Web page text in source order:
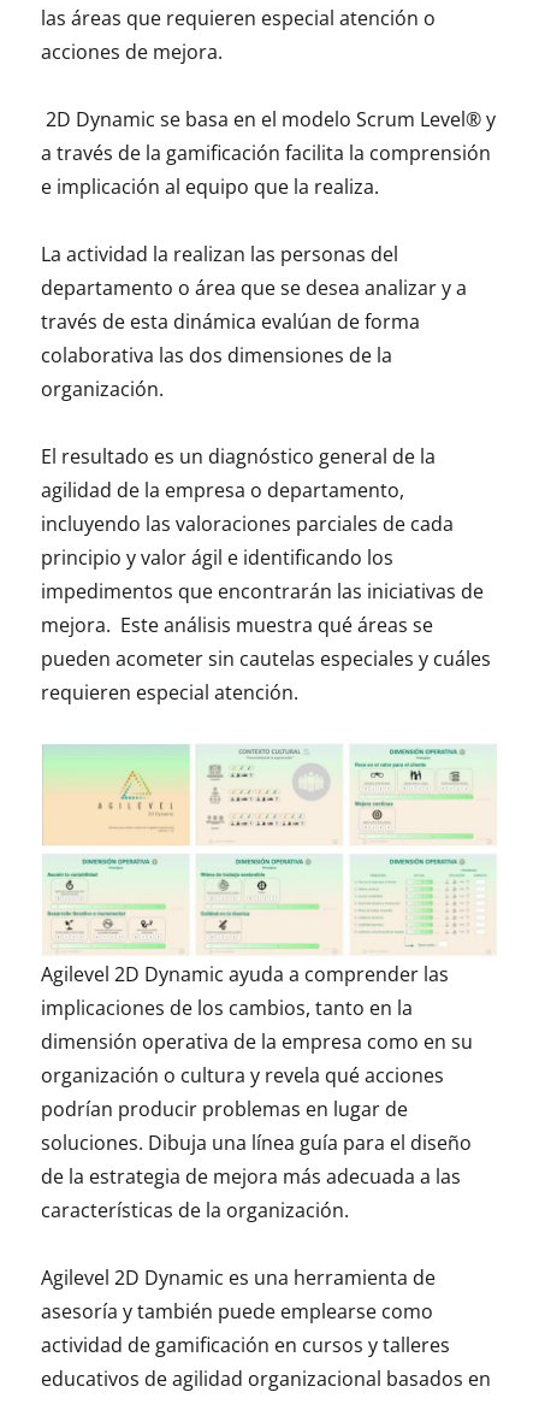
las áreas que requieren especial atención o
acciones de mejora.
2D Dynamic se basa en el modelo Scrum Level® y
a través de la gamificación facilita la comprensión
e implicación al equipo que la realiza.
La actividad la realizan las personas del
departamento o área que se desea analizar y a
través de esta dinámica evalúan de forma
colaborativa las dos dimensiones de la
organización.
El resultado es un diagnóstico general de la
agilidad de la empresa o departamento,
incluyendo las valoraciones parciales de cada
principio y valor ágil e identificando los
impedimentos que encontrarán las iniciativas de
mejora. Este análisis muestra qué áreas se
pueden acometer sin cautelas especiales y cuáles
requieren especial atención.
Agilevel 2D Dynamic ayuda a comprender las
implicaciones de los cambios, tanto en la
dimensión operativa de la empresa como en su
organización o cultura y revela qué acciones
podrían producir problemas en lugar de
soluciones. Dibuja una línea guía para el diseño
de la estrategia de mejora más adecuada a las
características de la organización.
Agilevel 2D Dynamic es una herramienta de
asesoría y también puede emplearse como
actividad de gamificación en cursos y talleres
educativos de agilidad organizacional basados en